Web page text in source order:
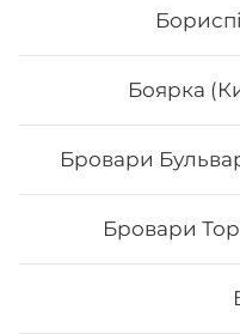
Боярка
Бровари
Бровари
Футомак з
Вага: 290 г Склад: